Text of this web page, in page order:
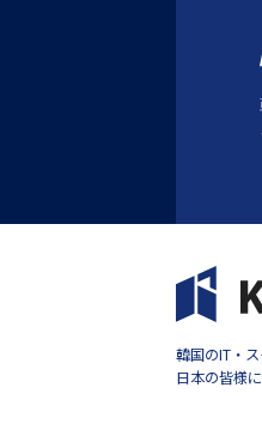
韓国のIT・
日本の皆様